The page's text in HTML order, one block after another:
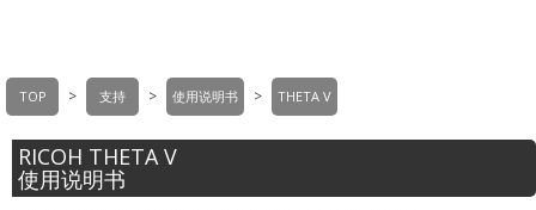
TOP > 支持 > 使用说明书 > THETA V
RICOH THETA V
使用说明书